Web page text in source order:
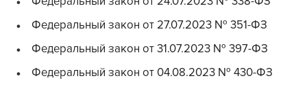
Федеральный закон от 27.07.2023 № 351-ФЗ
Федеральный закон от 31.07.2023 № 397-ФЗ
Федеральный закон от 04.08.2023 № 430-ФЗ